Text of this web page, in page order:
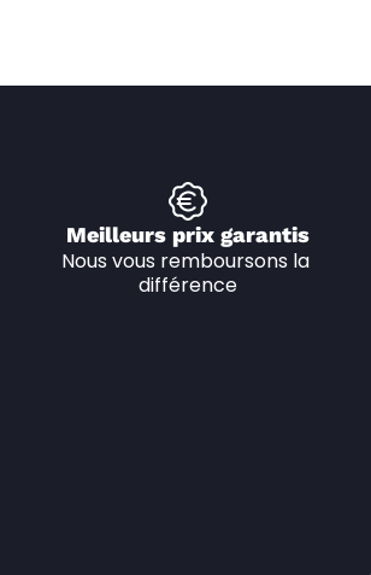
Meilleurs prix garantis
Nous vous remboursons la
différence